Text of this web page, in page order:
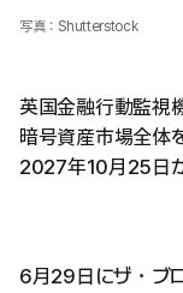
写真：Shutterstock
英国金融行動監視
暗号資産市場全体
2027年10月25日
6月29日にザ・ブ